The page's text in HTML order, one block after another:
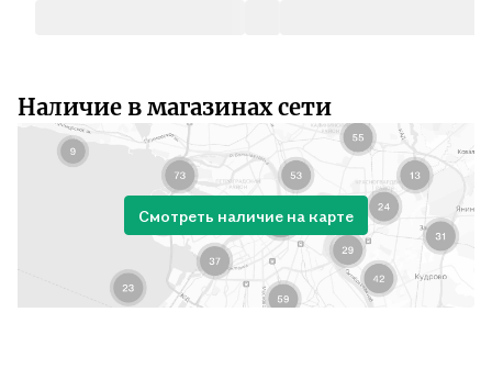
Наличие в магазинах сети
Смотреть наличие на карте